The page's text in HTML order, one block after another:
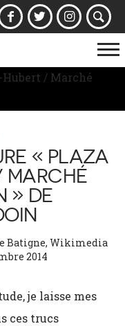
la
« PLAZA
MARCHÉ
» DE
Batigne, Wikimedia
2014
je laisse mes
ces trucs